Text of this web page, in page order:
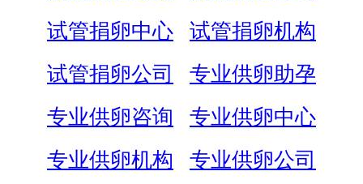
试管捐卵中心
试管捐卵机构
试管捐卵公司
专业供卵助孕
专业供卵咨询
专业供卵中心
专业供卵机构
专业供卵公司